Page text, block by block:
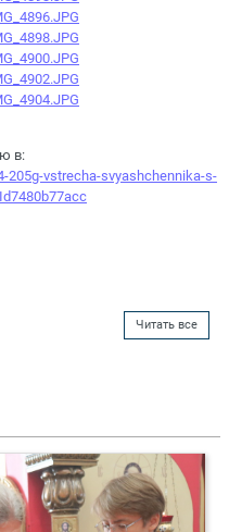
в:
205g-vstrecha-svyashchennika-s-
Читать все